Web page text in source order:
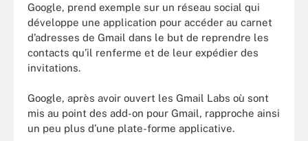
Google, prend exemple sur un réseau social qui
développe une application pour accéder au carnet
d’adresses de Gmail dans le but de reprendre les
contacts qu’il renferme et de leur expédier des
invitations.
Google, après avoir ouvert les Gmail Labs où sont
mis au point des add-on pour Gmail, rapproche ainsi
un peu plus d’une plate-forme applicative.